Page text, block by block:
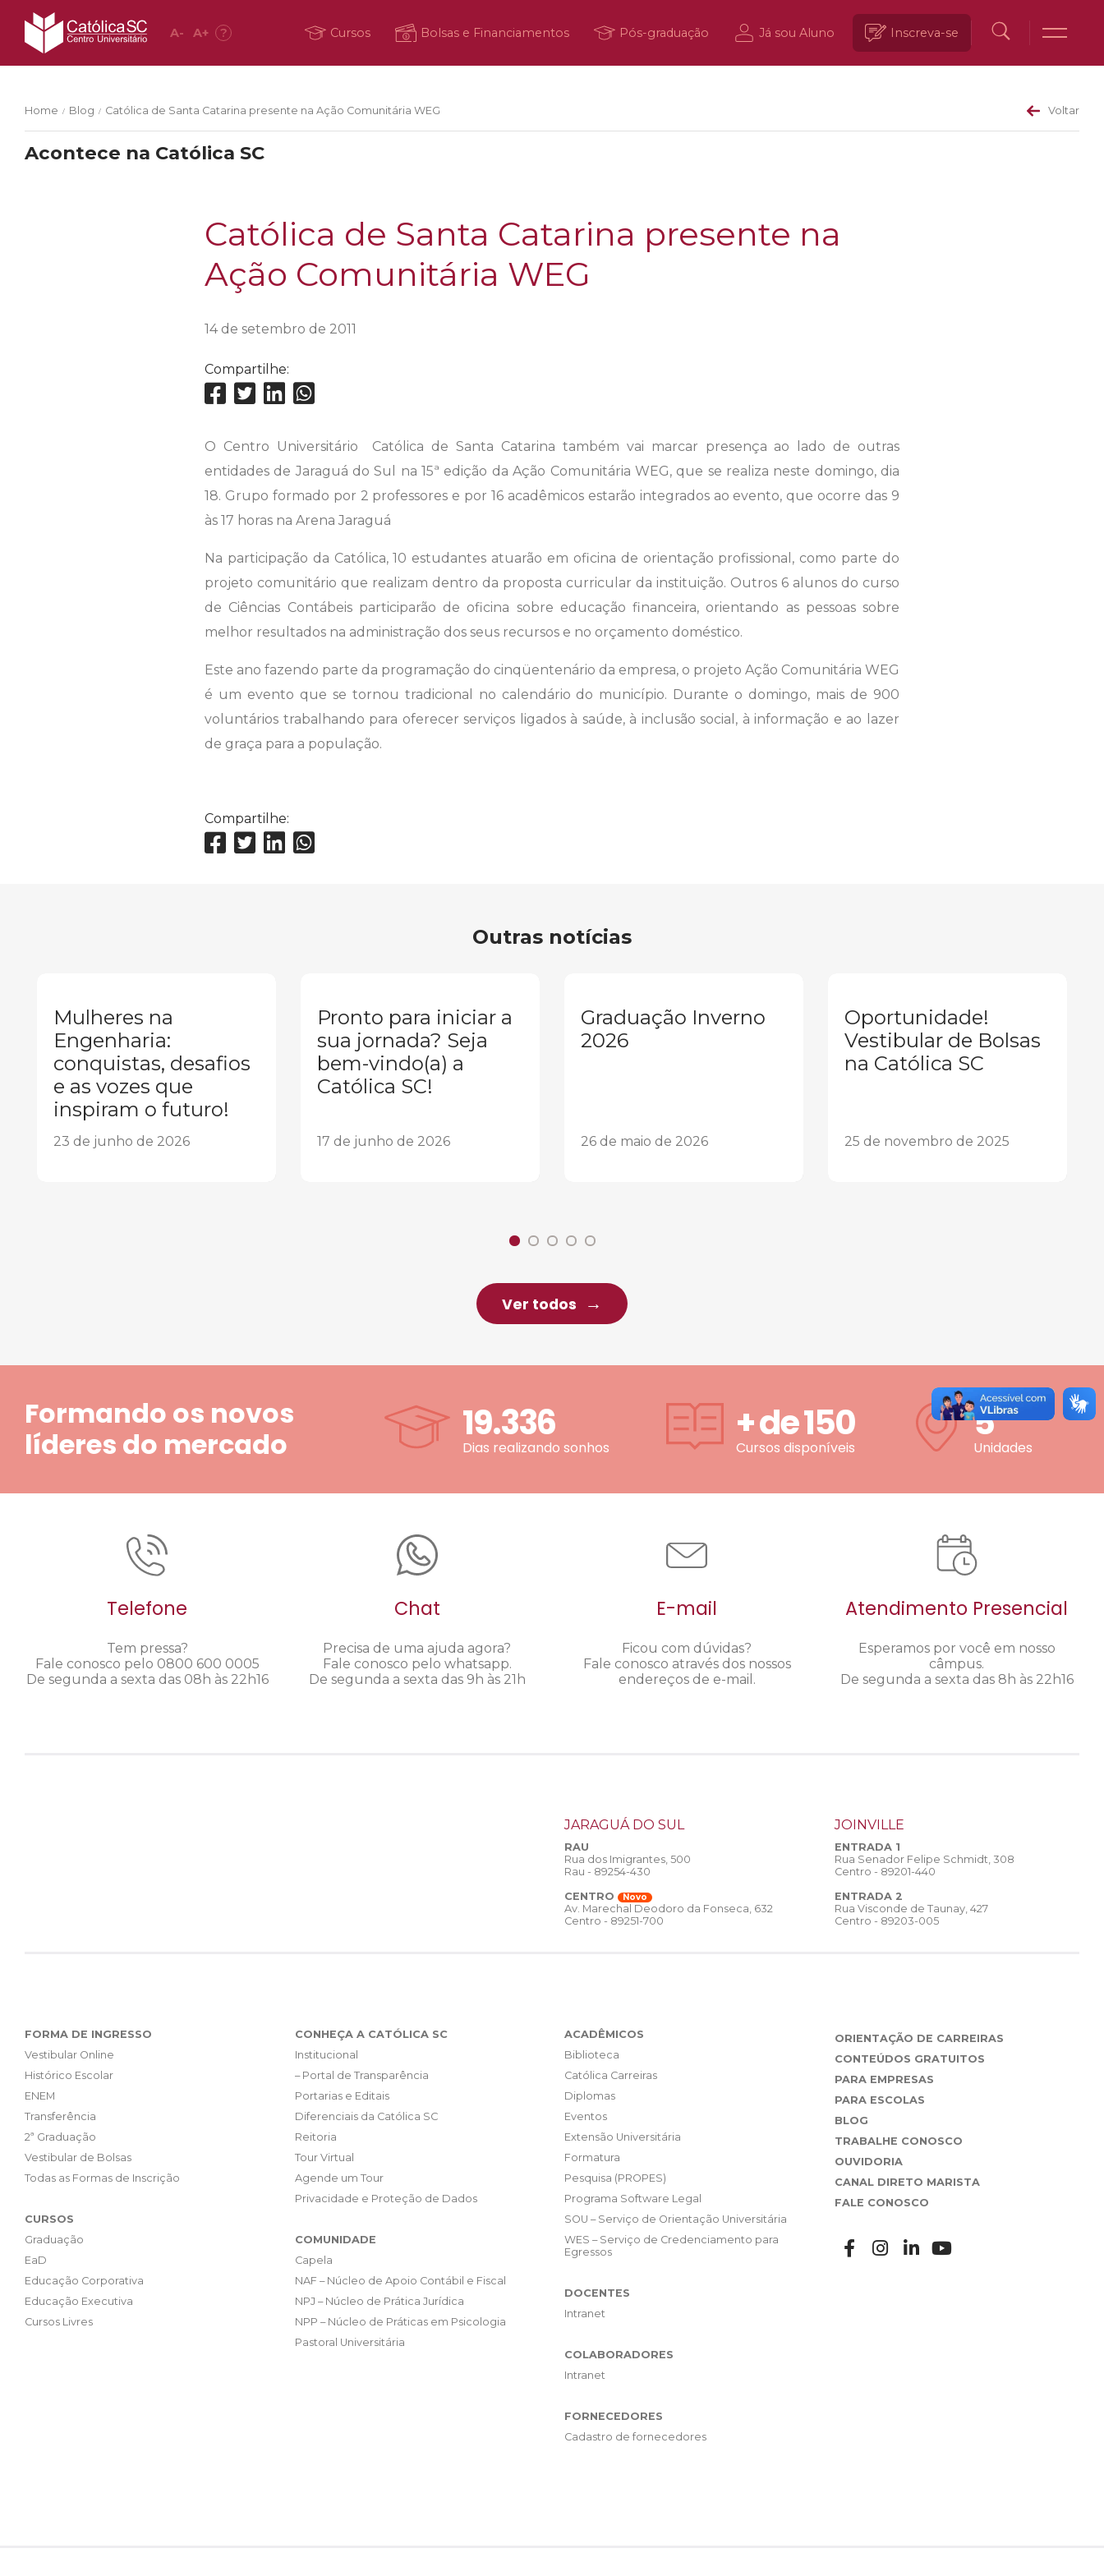
A- A+ ? Cursos Bolsas e Financiamentos Pós-graduação Já sou Aluno Inscreva-se
Home / Blog / Católica de Santa Catarina presente na Ação Comunitária WEG Voltar
Acontece na Católica SC
Católica de Santa Catarina presente na
Ação Comunitária WEG
14 de setembro de 2011
Compartilhe:
O Centro Universitário  Católica de Santa Catarina também vai marcar presença ao lado de outras
entidades de Jaraguá do Sul na 15ª edição da Ação Comunitária WEG, que se realiza neste domingo, dia
18. Grupo formado por 2 professores e por 16 acadêmicos estarão integrados ao evento, que ocorre das 9
às 17 horas na Arena Jaraguá
Na participação da Católica, 10 estudantes atuarão em oficina de orientação profissional, como parte do
projeto comunitário que realizam dentro da proposta curricular da instituição. Outros 6 alunos do curso
de Ciências Contábeis participarão de oficina sobre educação financeira, orientando as pessoas sobre
melhor resultados na administração dos seus recursos e no orçamento doméstico.
Este ano fazendo parte da programação do cinqüentenário da empresa, o projeto Ação Comunitária WEG
é um evento que se tornou tradicional no calendário do município. Durante o domingo, mais de 900
voluntários trabalhando para oferecer serviços ligados à saúde, à inclusão social, à informação e ao lazer
de graça para a população.
Compartilhe:
Outras notícias
Mulheres na
Engenharia:
conquistas, desafios
e as vozes que
inspiram o futuro!
23 de junho de 2026
Pronto para iniciar a
sua jornada? Seja
bem-vindo(a) a
Católica SC!
17 de junho de 2026
Graduação Inverno
2026
26 de maio de 2026
Oportunidade!
Vestibular de Bolsas
na Católica SC
25 de novembro de 2025
Ver todos
Formando os novos
líderes do mercado
19.336
Dias realizando sonhos
+ de150
Cursos disponíveis
5
Unidades
Telefone
Tem pressa?
Fale conosco pelo 0800 600 0005
De segunda a sexta das 08h às 22h16
Chat
Precisa de uma ajuda agora?
Fale conosco pelo whatsapp.
De segunda a sexta das 9h às 21h
E-mail
Ficou com dúvidas?
Fale conosco através dos nossos
endereços de e-mail.
Atendimento Presencial
Esperamos por você em nosso
câmpus.
De segunda a sexta das 8h às 22h16
JARAGUÁ DO SUL
RAU
Rua dos Imigrantes, 500
Rau - 89254-430
CENTRO
Novo
Av. Marechal Deodoro da Fonseca, 632
Centro - 89251-700
JOINVILLE
ENTRADA 1
Rua Senador Felipe Schmidt, 308
Centro - 89201-440
ENTRADA 2
Rua Visconde de Taunay, 427
Centro - 89203-005
FORMA DE INGRESSO
Vestibular Online
Histórico Escolar
ENEM
Transferência
2ª Graduação
Vestibular de Bolsas
Todas as Formas de Inscrição
CURSOS
Graduação
EaD
Educação Corporativa
Educação Executiva
Cursos Livres
CONHEÇA A CATÓLICA SC
Institucional
– Portal de Transparência
Portarias e Editais
Diferenciais da Católica SC
Reitoria
Tour Virtual
Agende um Tour
Privacidade e Proteção de Dados
COMUNIDADE
Capela
NAF – Núcleo de Apoio Contábil e Fiscal
NPJ – Núcleo de Prática Jurídica
NPP – Núcleo de Práticas em Psicologia
Pastoral Universitária
ACADÊMICOS
Biblioteca
Católica Carreiras
Diplomas
Eventos
Extensão Universitária
Formatura
Pesquisa (PROPES)
Programa Software Legal
SOU – Serviço de Orientação Universitária
WES – Serviço de Credenciamento para
Egressos
DOCENTES
Intranet
COLABORADORES
Intranet
FORNECEDORES
Cadastro de fornecedores
ORIENTAÇÃO DE CARREIRAS
CONTEÚDOS GRATUITOS
PARA EMPRESAS
PARA ESCOLAS
BLOG
TRABALHE CONOSCO
OUVIDORIA
CANAL DIRETO MARISTA
FALE CONOSCO